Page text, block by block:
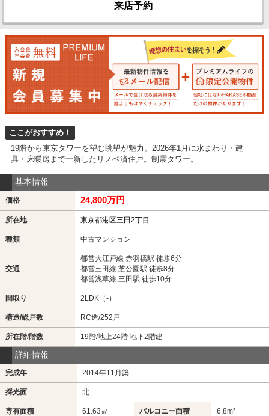
来店予約
ここがおすすめ！
19階から東京タワーを望む眺望が魅力。2026年1月に水まわり・建
具・床暖房まで一新したリノベ済住戸。制震タワー。
基本情報
価格 24,800万円
所在地 東京都港区三田2丁目
種類 中古マンション
交通
都営大江戸線 赤羽橋駅 徒歩6分
都営三田線 芝公園駅 徒歩8分
都営浅草線 三田駅 徒歩10分
間取り 2LDK（-）
構造/総戸数 RC造/252戸
所在階/階数 19階/地上24階 地下2階建
詳細情報
完成年 2014年11月築
採光面 北
専有面積 61.63㎡ バルコニー面積 6.8m²